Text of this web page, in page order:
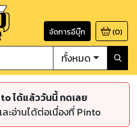
จัดการอีบุ๊ก (0)
ทั้งหมด
ได้แล้ววันนี้ กดเลย
ะอ่านได้ต่อเนื่องที่ Pinto